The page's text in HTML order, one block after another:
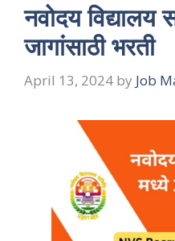
नवोदय विद्यालय
जागांसाठी भरती
April 13, 2024 by Job